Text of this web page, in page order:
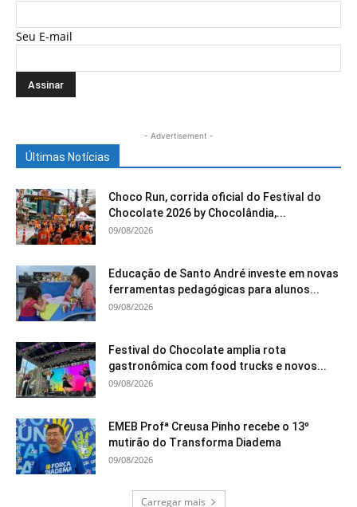
Seu E-mail
- Advertisement -
Últimas Notícias
Choco Run, corrida oficial do Festival do
Chocolate 2026 by Chocolândia,...
09/08/2026
Educação de Santo André investe em novas
ferramentas pedagógicas para alunos...
09/08/2026
Festival do Chocolate amplia rota
gastronômica com food trucks e novos...
09/08/2026
EMEB Profª Creusa Pinho recebe o 13º
mutirão do Transforma Diadema
09/08/2026
Carregar mais